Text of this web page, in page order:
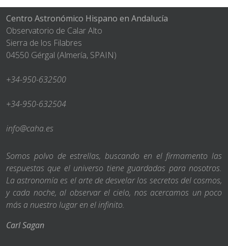
Centro Astronómico Hispano en Andalucía
Observatorio de Calar Alto
Sierra de los Filabres
04550 Gérgal (Almería, SPAIN)
+34-950-632500
+34-950-632504
info@caha.es
Somos polvo de estrellas, buscando en el firmamento las
respuestas que el universo tiene guardadas para nosotros.
La astronomía es el arte de desvelar los secretos del cosmos,
y cada noche, al observar el cielo, nos acercamos un poco
más a nuestro lugar en el infinito.
Carl Sagan